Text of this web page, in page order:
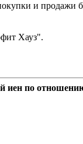
и продажи
Хауз".
иен по